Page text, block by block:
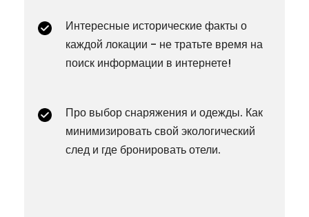
Интересные исторические факты о
каждой локации - не тратьте время на
поиск информации в интернете!
Про выбор снаряжения и одежды. Как
минимизировать свой экологический
след и где бронировать отели.